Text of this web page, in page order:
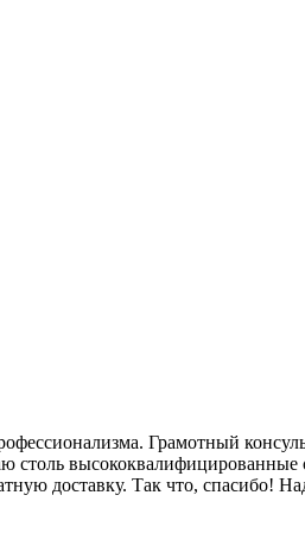
Грамотный
столь
доставку. Так что, спасибо!